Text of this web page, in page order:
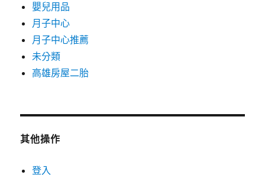
嬰兒用品
月子中心
月子中心推薦
未分類
高雄房屋二胎
其他操作
登入